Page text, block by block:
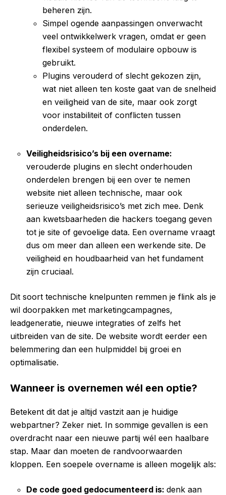
beheren zijn.
Simpel ogende aanpassingen onverwacht
veel ontwikkelwerk vragen, omdat er geen
flexibel systeem of modulaire opbouw is
gebruikt.
Plugins verouderd of slecht gekozen zijn,
wat niet alleen ten koste gaat van de snelheid
en veiligheid van de site, maar ook zorgt
voor instabiliteit of conflicten tussen
onderdelen.
Veiligheidsrisico’s bij een overname:
verouderde plugins en slecht onderhouden
onderdelen brengen bij een over te nemen
website niet alleen technische, maar ook
serieuze veiligheidsrisico’s met zich mee. Denk
aan kwetsbaarheden die hackers toegang geven
tot je site of gevoelige data. Een overname vraagt
dus om meer dan alleen een werkende site. De
veiligheid en houdbaarheid van het fundament
zijn cruciaal.
Dit soort technische knelpunten remmen je flink als je
wil doorpakken met marketingcampagnes,
leadgeneratie, nieuwe integraties of zelfs het
uitbreiden van de site. De website wordt eerder een
belemmering dan een hulpmiddel bij groei en
optimalisatie.
Wanneer is overnemen wél een optie?
Betekent dit dat je altijd vastzit aan je huidige
webpartner? Zeker niet. In sommige gevallen is een
overdracht naar een nieuwe partij wél een haalbare
stap. Maar dan moeten de randvoorwaarden
kloppen. Een soepele overname is alleen mogelijk als:
De code goed gedocumenteerd is: denk aan